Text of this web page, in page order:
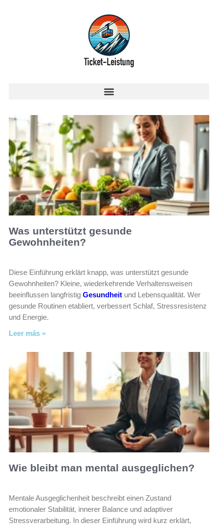
Was unterstützt gesunde
Gewohnheiten?
Diese Einführung erklärt knapp, was unterstützt gesunde
Gewohnheiten? Kleine, wiederkehrende Verhaltensweisen
beeinflussen langfristig Gesundheit und Lebensqualität. Wer
gesunde Routinen etabliert, verbessert Schlaf, Stressresistenz
und Energie.
Leer más »
Wie bleibt man mental ausgeglichen?
Mentale Ausgeglichenheit beschreibt einen Zustand
emotionaler Stabilität, innerer Balance und adaptiver
Stressverarbeitung. In dieser Einführung wird kurz erklärt,